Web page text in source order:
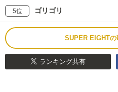
5位 ゴリゴリ
SUPER EIGHT
ランキング共有